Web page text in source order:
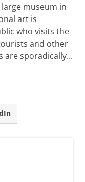
museum in
art is
who visits the
and other
are sporadically...